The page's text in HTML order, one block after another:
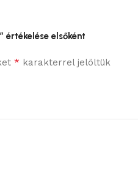
elsőként
* karakterrel jelöltük